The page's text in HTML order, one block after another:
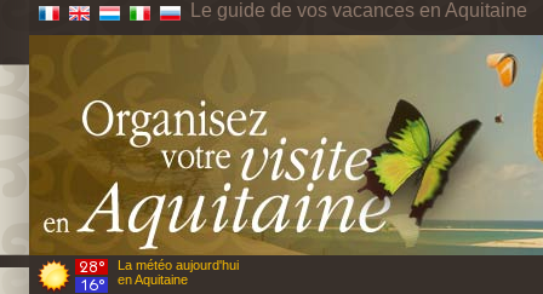
Le guide de vos vacances en Aquitaine
La météo aujourd'hui
en Aquitaine